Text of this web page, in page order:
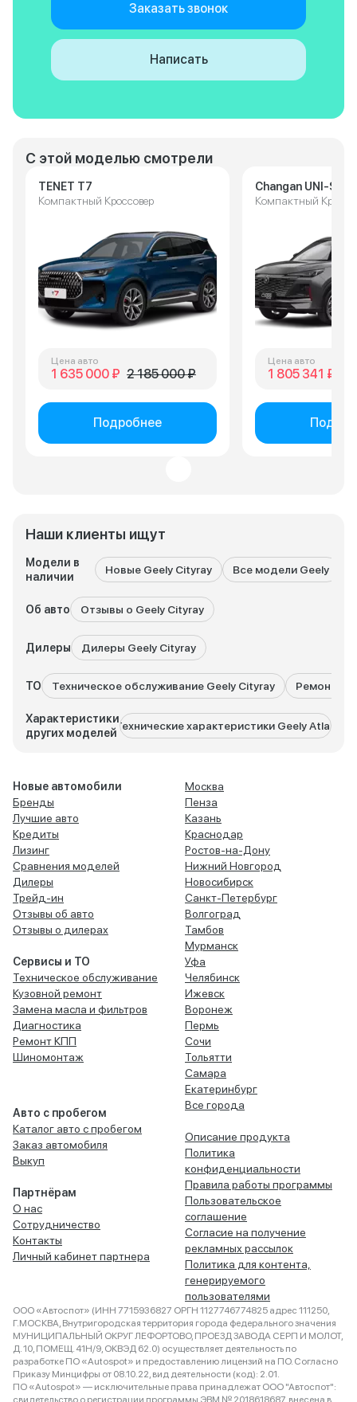
Наши клиенты ищут
Модели в
наличии
Новые Geely Cityray Все модели Geely
Об авто Отзывы о Geely Cityray
Дилеры Дилеры Geely Cityray
ТО Техническое обслуживание Geely Cityray Ремонт
Характеристики
других моделей
Технические характеристики Geely Atlas
С этой моделью смотрели
TENET T7
Компактный Кроссовер
Цена авто
1 635 000 ₽ 2 185 000 ₽
Подробнее
Changan UNI-S
Компактный
Цена авто
1 805 341 ₽
Заказать звонок
Написать
Новые автомобили
Бренды
Лучшие авто
Кредиты
Лизинг
Сравнения моделей
Дилеры
Трейд-ин
Отзывы об авто
Отзывы о дилерах
Сервисы и ТО
Техническое обслуживание
Кузовной ремонт
Замена масла и фильтров
Диагностика
Ремонт КПП
Шиномонтаж
Авто с пробегом
Каталог авто с пробегом
Заказ автомобиля
Выкуп
Партнёрам
О нас
Сотрудничество
Контакты
Личный кабинет партнера
Москва
Пенза
Казань
Краснодар
Ростов-на-Дону
Нижний Новгород
Новосибирск
Санкт-Петербург
Волгоград
Тамбов
Мурманск
Уфа
Челябинск
Ижевск
Воронеж
Пермь
Сочи
Тольятти
Самара
Екатеринбург
Все города
Описание продукта
Политика
конфиденциальности
Правила работы программы
Пользовательское
соглашение
Согласие на получение
рекламных рассылок
Политика для контента,
генерируемого
пользователями
ООО «Автоспот» (ИНН 7715936827 ОРГН 1127746774825 адрес 111250,
Г.МОСКВА, Внутригородская территория города федерального значения
МУНИЦИПАЛЬНЫЙ ОКРУГ ЛЕФОРТОВО, ПРОЕЗД ЗАВОДА СЕРП И МОЛОТ,
Д. 10, ПОМЕЩ. 41Н/9, ОКВЭД 62.0) осуществляет деятельность по
разработке ПО «Autospot» и предоставлению лицензий на ПО. Согласно
Приказу Минцифры от 08.10.22, вид деятельности (код): 2.01.
ПО «Autospot» — исключительные права принадлежат ООО "Автоспот":
свидетельство о регистрации программы ЭВМ № 2018618687, внесена в